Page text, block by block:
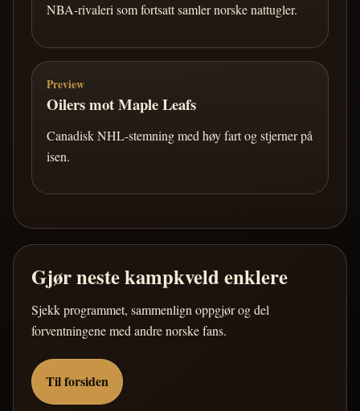
NBA-rivaleri som fortsatt samler norske nattugler.
Preview
Oilers mot Maple Leafs
Canadisk NHL-stemning med høy fart og stjerner på
isen.
Gjør neste kampkveld enklere
Sjekk programmet, sammenlign oppgjør og del
forventningene med andre norske fans.
Til forsiden